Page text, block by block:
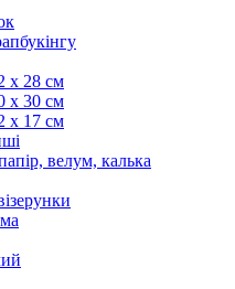
х 28 см
х 30 см
х 17 см
велум, калька